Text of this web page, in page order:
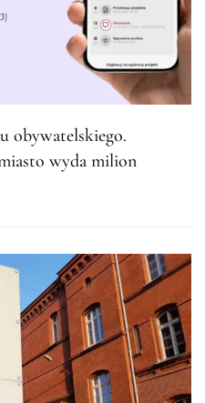
obywatelskiego.
wyda milion